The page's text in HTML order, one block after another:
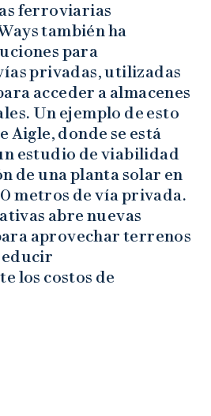
ferroviarias
también ha
para
privadas, utilizadas
acceder a almacenes
Un ejemplo de esto
Aigle, donde se está
estudio de viabilidad
de una planta solar en
metros de vía privada.
abre nuevas
aprovechar terrenos
los costos de